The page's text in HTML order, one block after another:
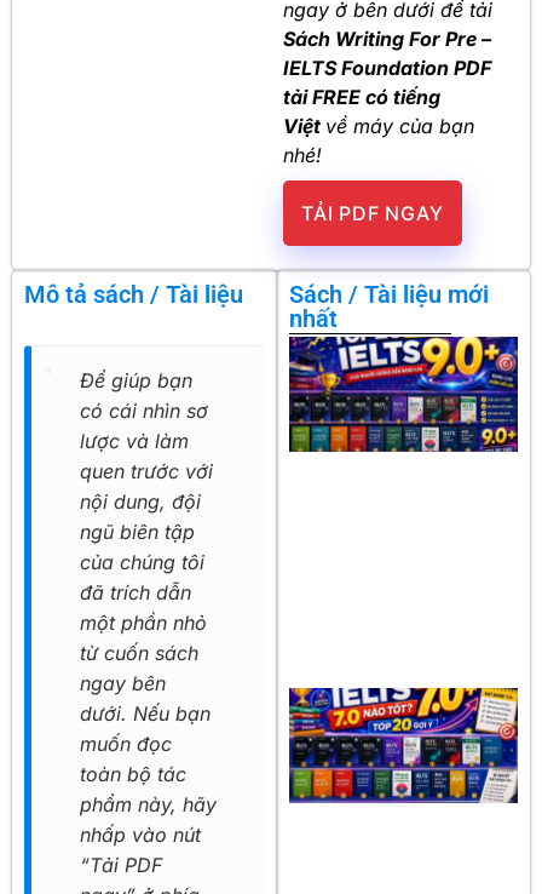
ngay ở bên dưới để tải
Sách Writing For Pre –
IELTS Foundation PDF
tải FREE có tiếng
Việt về máy của bạn
nhé!
TẢI PDF NGAY
Mô tả sách / Tài liệu
Để giúp bạn
có cái nhìn sơ
lược và làm
quen trước với
nội dung, đội
ngũ biên tập
của chúng tôi
đã trích dẫn
một phần nhỏ
từ cuốn sách
ngay bên
dưới. Nếu bạn
muốn đọc
toàn bộ tác
phẩm này, hãy
nhấp vào nút
“Tải PDF
Sách / Tài liệu mới
nhất